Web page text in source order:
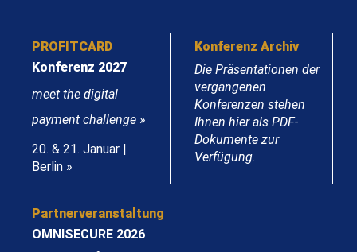
PROFITCARD
Konferenz 2027
meet the digital
payment challenge »
20. & 21. Januar |
Berlin »
Konferenz Archiv
Die Präsentationen der
vergangenen
Konferenzen stehen
Ihnen hier als PDF-
Dokumente zur
Verfügung.
Partnerveranstaltung
OMNISECURE 2026